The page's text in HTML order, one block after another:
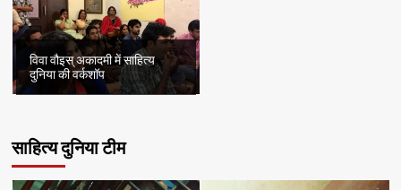
विवा वौइस् अकादमी में साहित्य
दुनिया की वर्कशॉप
साहित्य दुनिया टीम